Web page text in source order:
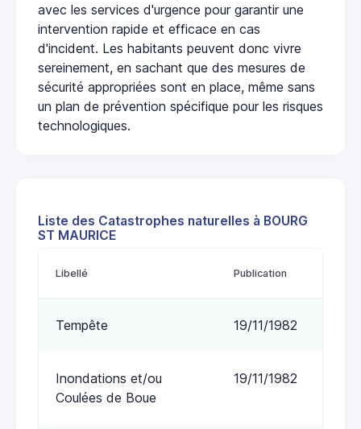
avec les services d'urgence pour garantir une
intervention rapide et efficace en cas
d'incident. Les habitants peuvent donc vivre
sereinement, en sachant que des mesures de
sécurité appropriées sont en place, même sans
un plan de prévention spécifique pour les risques
technologiques.
Liste des Catastrophes naturelles à BOURG
ST MAURICE
Libellé Publication
Tempête 19/11/1982
Inondations et/ou
Coulées de Boue
19/11/1982